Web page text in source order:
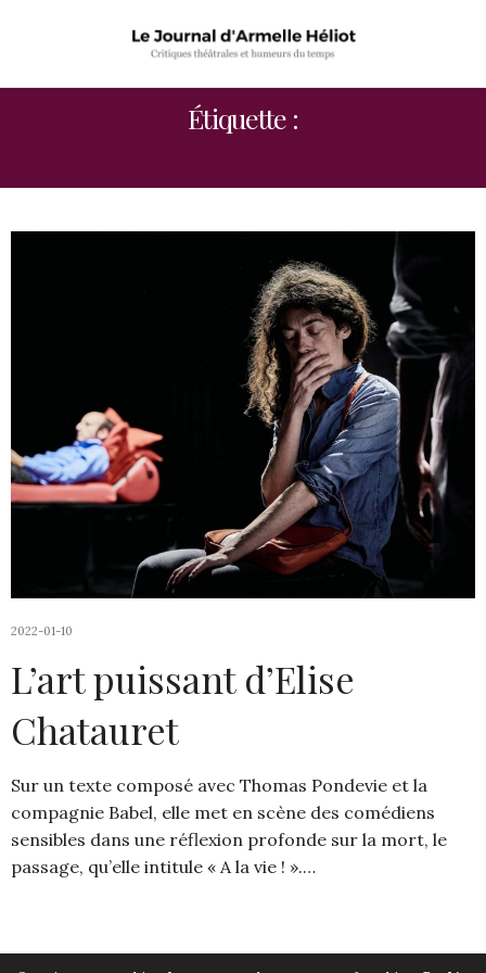
Étiquette :
2022-01-10
L’art puissant d’Elise
Chatauret
Sur un texte composé avec Thomas Pondevie et la
compagnie Babel, elle met en scène des comédiens
sensibles dans une réflexion profonde sur la mort, le
passage, qu’elle intitule « A la vie ! ».…